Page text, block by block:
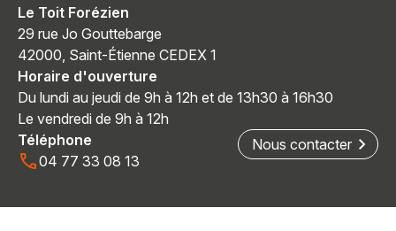
Le Toit Forézien
29 rue Jo Gouttebarge
42000, Saint-Étienne CEDEX 1
Horaire d'ouverture
Du lundi au jeudi de 9h à 12h et de 13h30 à 16h30
Le vendredi de 9h à 12h
Téléphone
04 77 33 08 13
Nous contacter